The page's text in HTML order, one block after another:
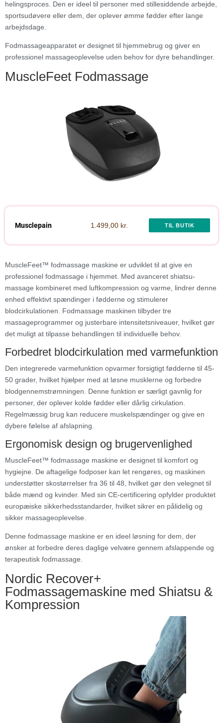
helingsproces. Den er ideel til personer med stillesiddende arbejde,
sportsudøvere eller dem, der oplever ømme fødder efter lange
arbejdsdage.
Fodmassageapparatet er designet til hjemmebrug og giver en
professionel massageoplevelse uden behov for dyre behandlinger.
MuscleFeet Fodmassage
Musclepain 1.499,00 kr. TIL BUTIK
MuscleFeet™ fodmassage maskine er udviklet til at give en
professionel fodmassage i hjemmet. Med avanceret shiatsu-
massage kombineret med luftkompression og varme, lindrer denne
enhed effektivt spændinger i fødderne og stimulerer
blodcirkulationen. Fodmassage maskinen tilbyder tre
massageprogrammer og justerbare intensitetsniveauer, hvilket gør
det muligt at tilpasse behandlingen til individuelle behov.
Forbedret blodcirkulation med varmefunktion
Den integrerede varmefunktion opvarmer forsigtigt fødderne til 45-
50 grader, hvilket hjælper med at løsne musklerne og forbedre
blodgennemstrømningen. Denne funktion er særligt gavnlig for
personer, der oplever kolde fødder eller dårlig cirkulation.
Regelmæssig brug kan reducere muskelspændinger og give en
dybere følelse af afslapning.
Ergonomisk design og brugervenlighed
MuscleFeet™ fodmassage maskine er designet til komfort og
hygiejne. De aftagelige fodposer kan let rengøres, og maskinen
understøtter skostørrelser fra 36 til 48, hvilket gør den velegnet til
både mænd og kvinder. Med sin CE-certificering opfylder produktet
europæiske sikkerhedsstandarder, hvilket sikrer en pålidelig og
sikker massageoplevelse.
Denne fodmassage maskine er en ideel løsning for dem, der
ønsker at forbedre deres daglige velvære gennem afslappende og
terapeutisk fodmassage.
Nordic Recover+
Fodmassagemaskine med Shiatsu &
Kompression